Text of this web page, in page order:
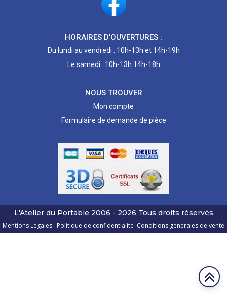
HORAIRES D’OUVERTURES :
Du lundi au vendredi : 10h-13h et 14h-19h
Le samedi : 10h-13h 14h-18h
NOUS TROUVER
Mon compte
Formulaire de demande de pièce
L'Atelier du Portable 2006 - 2026 Tous droits réservés
Mentions Légales Politique de confidentialité Conditions générales de vente